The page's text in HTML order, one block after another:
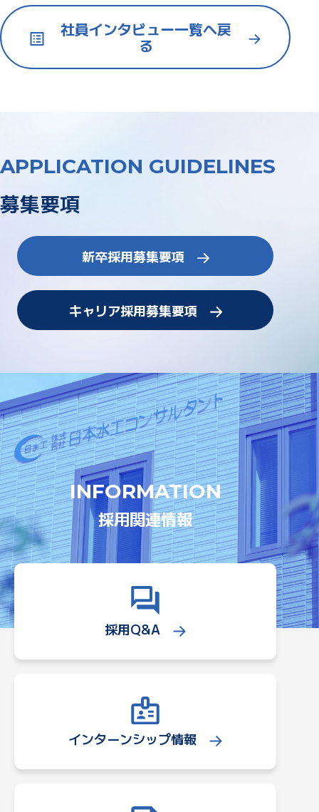
社員インタビュー一覧へ戻
る
APPLICATION GUIDELINES
募集要項
新卒採用募集要項
キャリア採用募集要項
INFORMATION
採用関連情報
採用Q&A
インターンシップ情報